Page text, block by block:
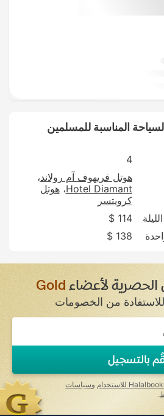
المناسبة للمسلمين
4
هوتل فريهوف آم رولاند
Hotel Diamant هوتل
كرويتسر
114 $
138 $
الحصرية لأعضاءGold
من الخصومات
بالتسجيل
وسياسات
.